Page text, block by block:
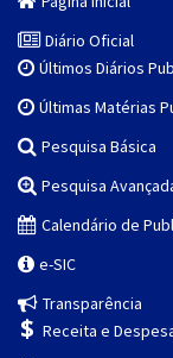
Diário Oficial
Últimos Diários
Últimas Matérias
Pesquisa Básica
Pesquisa
Calendário de
e-SIC
Transparência
Receita e